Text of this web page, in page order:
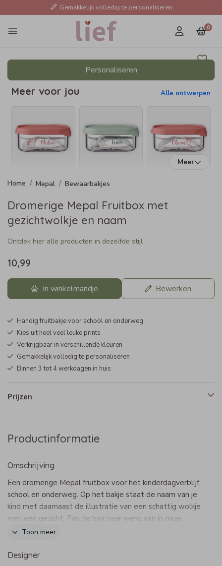
Gemakkelijk volledig te personaliseren
0
Personaliseren
Meer voor jou Alle ontwerpen
Meer
Mepal Bewaarbakjes
Dromerige Mepal Fruitbox met
gezichtwolkje en naam
Ontdek hier alle producten in dezelfde stijl
10,99
In winkelmandje Bewerken
Handig fruitbakje voor school en onderweg
Kies uit heel veel leuke prints
Verkrijgbaar in verschillende kleuren
Gemakkelijk volledig te personaliseren
Binnen 3 tot 4 werkdagen in huis
Prijzen
Productinformatie
Omschrijving
Een dromerige Mepal fruitbox voor het kinderdagverblijf,
school en onderweg. Op het bakje staat de naam van je
kind met daarnaast de illustratie van een schattig wolkje
met een gezicht. Pas de box naar wens aan in onze
online editor.
Toon meer
Designer